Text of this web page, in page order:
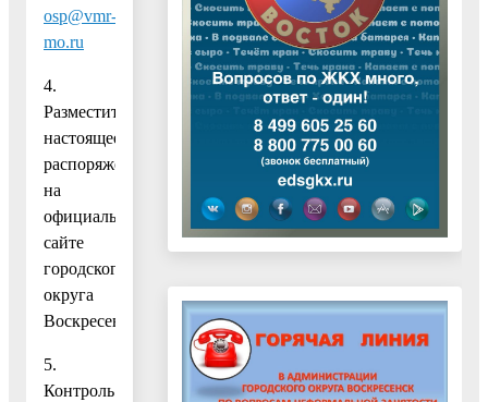
osp@vmr-
mo.ru
4.
Разместить
настоящее
распоряжение
на
официальном
сайте
городского
округа
Воскресенск.
5.
Контроль